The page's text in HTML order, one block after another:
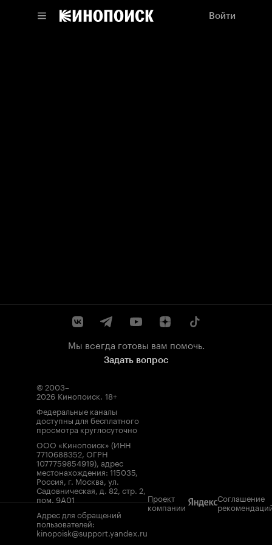
Войти
Мы всегда готовы вам помочь.
Задать вопрос
© 2003–
2026 Кинопоиск. 18+
Федеральные каналы
доступны для бесплатного
просмотра круглосуточно
ООО «Кинопоиск» (ИНН
7710688352, ОГРН
1077759854919), адрес
местонахождения: 115035,
Россия, г. Москва, ул.
Садовническая, д. 82, стр. 2,
пом. 9А01
Адрес для обращений
пользователей:
kinopoisk@support.yandex.ru
Проект
компании
Соглашение